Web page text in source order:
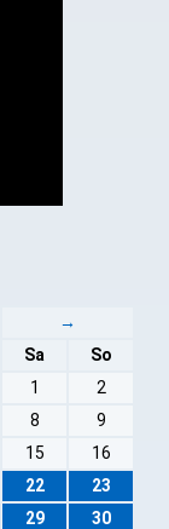
→
Sa
So
1
2
8
9
15
16
22
23
29
30